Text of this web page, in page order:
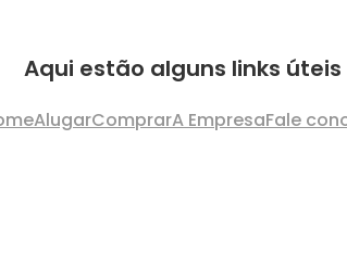
Aqui estão alguns links úteis
AlugarComprarA EmpresaFale